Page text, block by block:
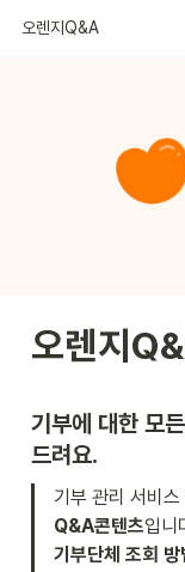
오렌지Q&A
오렌지
기부에 대한 모
드려요.
Q&A콘텐츠
기부단체 조회